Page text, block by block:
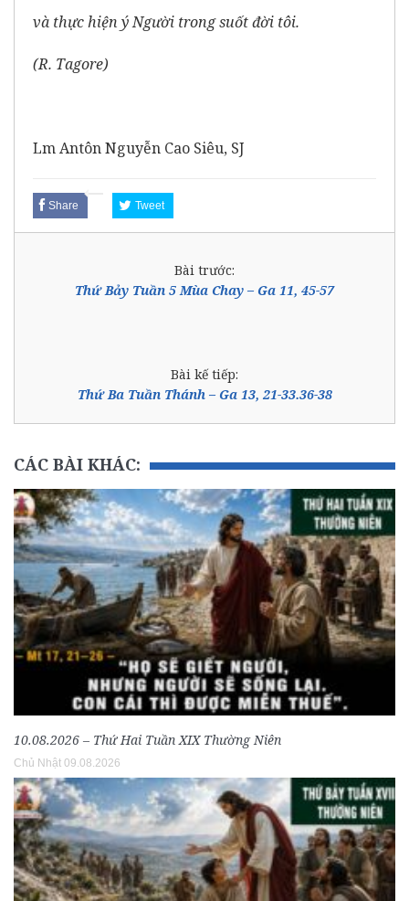
và thực hiện ý Người trong suốt đời tôi.
(R. Tagore)
Lm Antôn Nguyễn Cao Siêu, SJ
Share Tweet
Bài trước:
Thứ Bảy Tuần 5 Mùa Chay – Ga 11, 45-57
Bài kế tiếp:
Thứ Ba Tuần Thánh – Ga 13, 21-33.36-38
CÁC BÀI KHÁC:
10.08.2026 – Thứ Hai Tuần XIX Thường Niên
Chủ Nhật 09.08.2026